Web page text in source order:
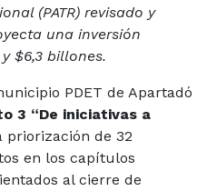
(PATR) revisado y
una inversión
$6,3 billones.
PDET de Apartadó
3 “De iniciativas a
priorización de 32
en los capítulos
al cierre de